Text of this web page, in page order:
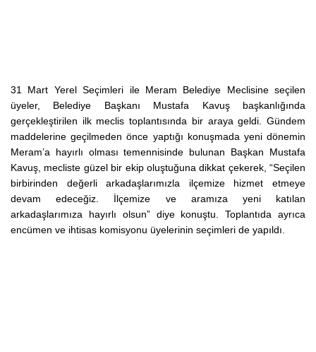
31 Mart Yerel Seçimleri ile Meram Belediye Meclisine seçilen
üyeler, Belediye Başkanı Mustafa Kavuş başkanlığında
gerçekleştirilen ilk meclis toplantısında bir araya geldi. Gündem
maddelerine geçilmeden önce yaptığı konuşmada yeni dönemin
Meram’a hayırlı olması temennisinde bulunan Başkan Mustafa
Kavuş, mecliste güzel bir ekip oluştuğuna dikkat çekerek, “Seçilen
birbirinden değerli arkadaşlarımızla ilçemize hizmet etmeye
devam edeceğiz. İlçemize ve aramıza yeni katılan
arkadaşlarımıza hayırlı olsun” diye konuştu. Toplantıda ayrıca
encümen ve ihtisas komisyonu üyelerinin seçimleri de yapıldı.